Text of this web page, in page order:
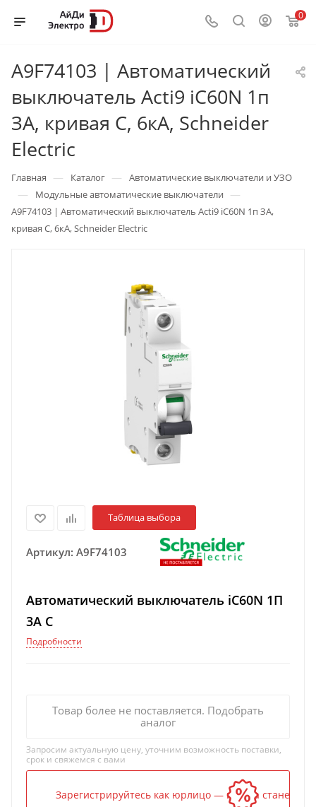
0
A9F74103 | Автоматический
выключатель Acti9 iC60N 1п
ЗА, кривая C, 6кА, Schneider
Electric
Главная — Каталог — Автоматические выключатели и УЗО
— Модульные автоматические выключатели —
A9F74103 | Автоматический выключатель Acti9 iC60N 1п ЗА,
кривая C, 6кА, Schneider Electric
Таблица выбора
Артикул: A9F74103
Автоматический выключатель iC60N 1П
3A C
Подробности
Товар более не поставляется. Подобрать
аналог
Запросим актуальную цену, уточним возможность поставки,
срок и свяжемся с вами
Зарегистрируйтесь как юрлицо — и цена станет